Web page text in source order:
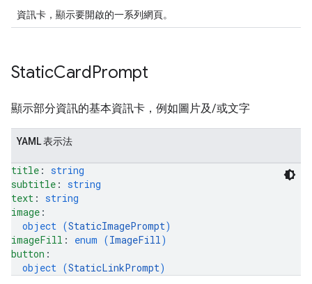
資訊卡，顯示要開啟的一系列網頁。
StaticCardPrompt
顯示部分資訊的基本資訊卡，例如圖片及/或文字
YAML 表示法
title : string
subtitle : string
text : string
image :
object (StaticImagePrompt)
imageFill : enum (ImageFill)
button :
object (StaticLinkPrompt)